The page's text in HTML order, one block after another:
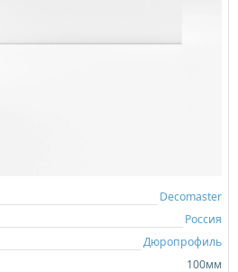
Decomaster
Россия
Дюропрофиль
100мм